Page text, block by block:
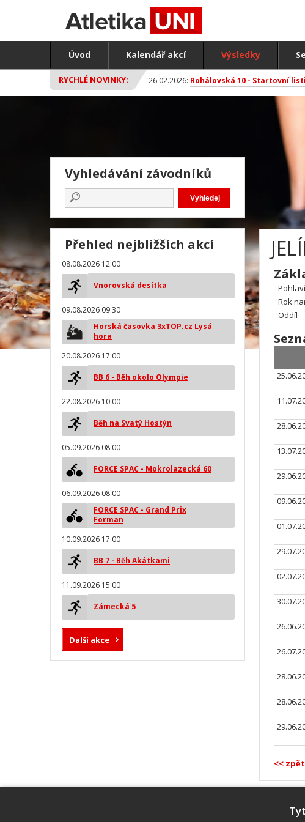
Úvod Kalendář akcí Výsledky
RYCHLÉ NOVINKY: 26.02.2026: Rohálovská 10 - Startovní
Pohlaví
Rok
Oddíl
<< zpět
Vyhledávání závodníků
Přehled nejbližších akcí
08.08.2026 12:00
Vnorovská desítka
09.08.2026 09:30
Horská časovka 3xTOP.cz Lysá
hora
20.08.2026 17:00
BB 6 - Běh okolo Olympie
22.08.2026 10:00
Běh na Svatý Hostýn
05.09.2026 08:00
FORCE SPAC - Mokrolazecká 60
06.09.2026 08:00
FORCE SPAC - Grand Prix
Forman
10.09.2026 17:00
BB 7 - Běh Akátkami
11.09.2026 15:00
Zámecká 5
Další akce